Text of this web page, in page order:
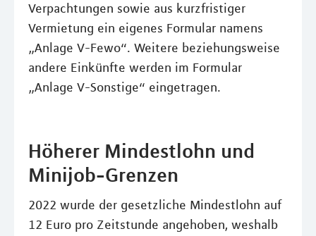
Verpachtungen sowie aus kurzfristiger
Vermietung ein eigenes Formular namens
„Anlage V-Fewo“. Weitere beziehungsweise
andere Einkünfte werden im Formular
„Anlage V-Sonstige“ eingetragen.
Höherer Mindestlohn und
Minijob-Grenzen
2022 wurde der gesetzliche Mindestlohn auf
12 Euro pro Zeitstunde angehoben, weshalb